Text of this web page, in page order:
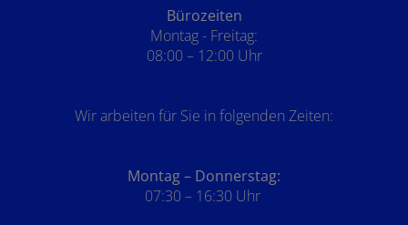
Bürozeiten
Montag - Freitag:
08:00 – 12:00 Uhr
Wir arbeiten für Sie in folgenden Zeiten:
Montag – Donnerstag:
07:30 – 16:30 Uhr